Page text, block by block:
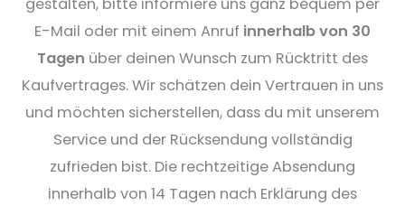
gestalten, bitte informiere uns ganz bequem per
E-Mail oder mit einem Anruf innerhalb von 30
Tagen über deinen Wunsch zum Rücktritt des
Kaufvertrages. Wir schätzen dein Vertrauen in uns
und möchten sicherstellen, dass du mit unserem
Service und der Rücksendung vollständig
zufrieden bist. Die rechtzeitige Absendung
innerhalb von 14 Tagen nach Erklärung des